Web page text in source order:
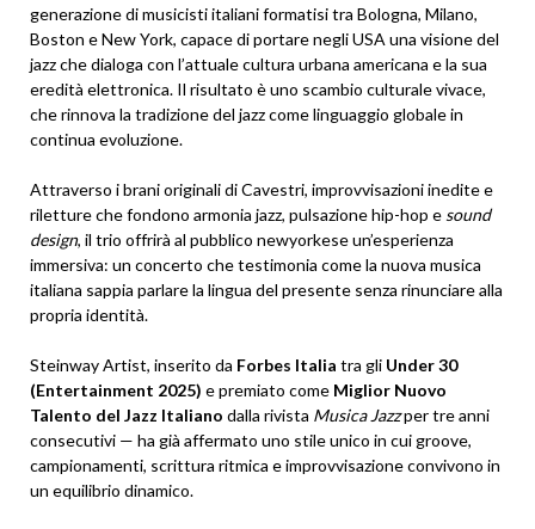
generazione di musicisti italiani formatisi tra Bologna, Milano,
Boston e New York, capace di portare negli USA una visione del
jazz che dialoga con l’attuale cultura urbana americana e la sua
eredità elettronica. Il risultato è uno scambio culturale vivace,
che rinnova la tradizione del jazz come linguaggio globale in
continua evoluzione.
Attraverso i brani originali di Cavestri, improvvisazioni inedite e
riletture che fondono armonia jazz, pulsazione hip-hop e sound
design, il trio offrirà al pubblico newyorkese un’esperienza
immersiva: un concerto che testimonia come la nuova musica
italiana sappia parlare la lingua del presente senza rinunciare alla
propria identità.
Steinway Artist, inserito da Forbes Italia tra gli Under 30
(Entertainment 2025) e premiato come Miglior Nuovo
Talento del Jazz Italiano dalla rivista Musica Jazzper tre anni
consecutivi — ha già affermato uno stile unico in cui groove,
campionamenti, scrittura ritmica e improvvisazione convivono in
un equilibrio dinamico.